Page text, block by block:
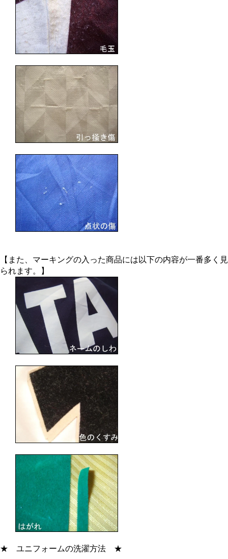
【また、マーキングの入った商品には以下の内容が一番多く見
られます。】
★ ユニフォームの洗濯方法 ★